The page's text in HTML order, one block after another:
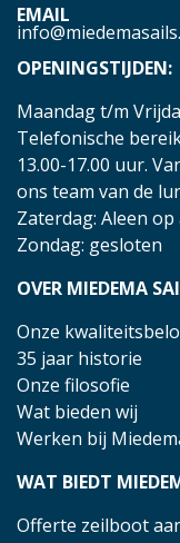
EMAIL
OPENINGSTIJDEN:
Maandag t/m
Telefonische
13.00-17.00 uur.
ons team van de
Zaterdag: Aleen
Zondag: gesloten
OVER MIEDEMA
Onze
35 jaar historie
Onze filosofie
Wat bieden wij
Werken bij
WAT BIEDT
Offerte zeilboot